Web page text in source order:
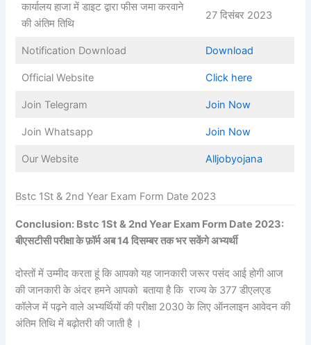
कार्यालय हाजा में डाइट द्वारा फीस जमा करवाने
की अंतिम तिथि
27 दिसंबर 2023
Notification Download Download
Official Website Click here
Join Telegram Join Now
Join Whatsapp Join Now
Our Website Alljobyojana
Bstc 1St & 2nd Year Exam Form Date 2023
Conclusion: Bstc 1St & 2nd Year Exam Form Date 2023:
बीएसटीसी परीक्षा के फ़ॉर्म अब 14 दिसम्बर तक भर सकेंगे अभ्यर्थी
दोस्तों में उम्मीद करता हूं कि आपको यह जानकारी जरूर पसंद आई होगी आज
की जानकारी के अंदर हमने आपको बताया है कि राज्य के 377 डीएलएड
कॉलेज में पढ़ने वाले अभ्यर्थियों की परीक्षा 2030 के लिए ऑनलाइन आवेदन की
अंतिम तिथि में बढ़ोतरी की जाती है ।